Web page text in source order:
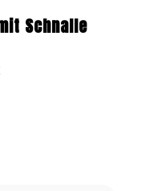
Schnalle